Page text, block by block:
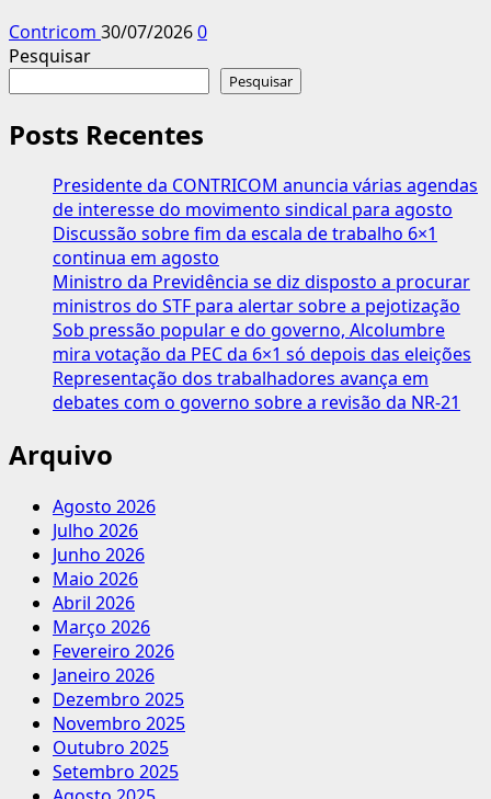
Contricom 30/07/20260
Pesquisar
Pesquisar
Posts Recentes
Presidente da CONTRICOM anuncia várias agendas
de interesse do movimento sindical para agosto
Discussão sobre fim da escala de trabalho 6×1
continua em agosto
Ministro da Previdência se diz disposto a procurar
ministros do STF para alertar sobre a pejotização
Sob pressão popular e do governo, Alcolumbre
mira votação da PEC da 6×1 só depois das eleições
Representação dos trabalhadores avança em
debates com o governo sobre a revisão da NR-21
Arquivo
Agosto 2026
Julho 2026
Junho 2026
Maio 2026
Abril 2026
Março 2026
Fevereiro 2026
Janeiro 2026
Dezembro 2025
Novembro 2025
Outubro 2025
Setembro 2025